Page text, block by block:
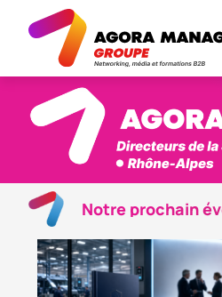
Notre prochain